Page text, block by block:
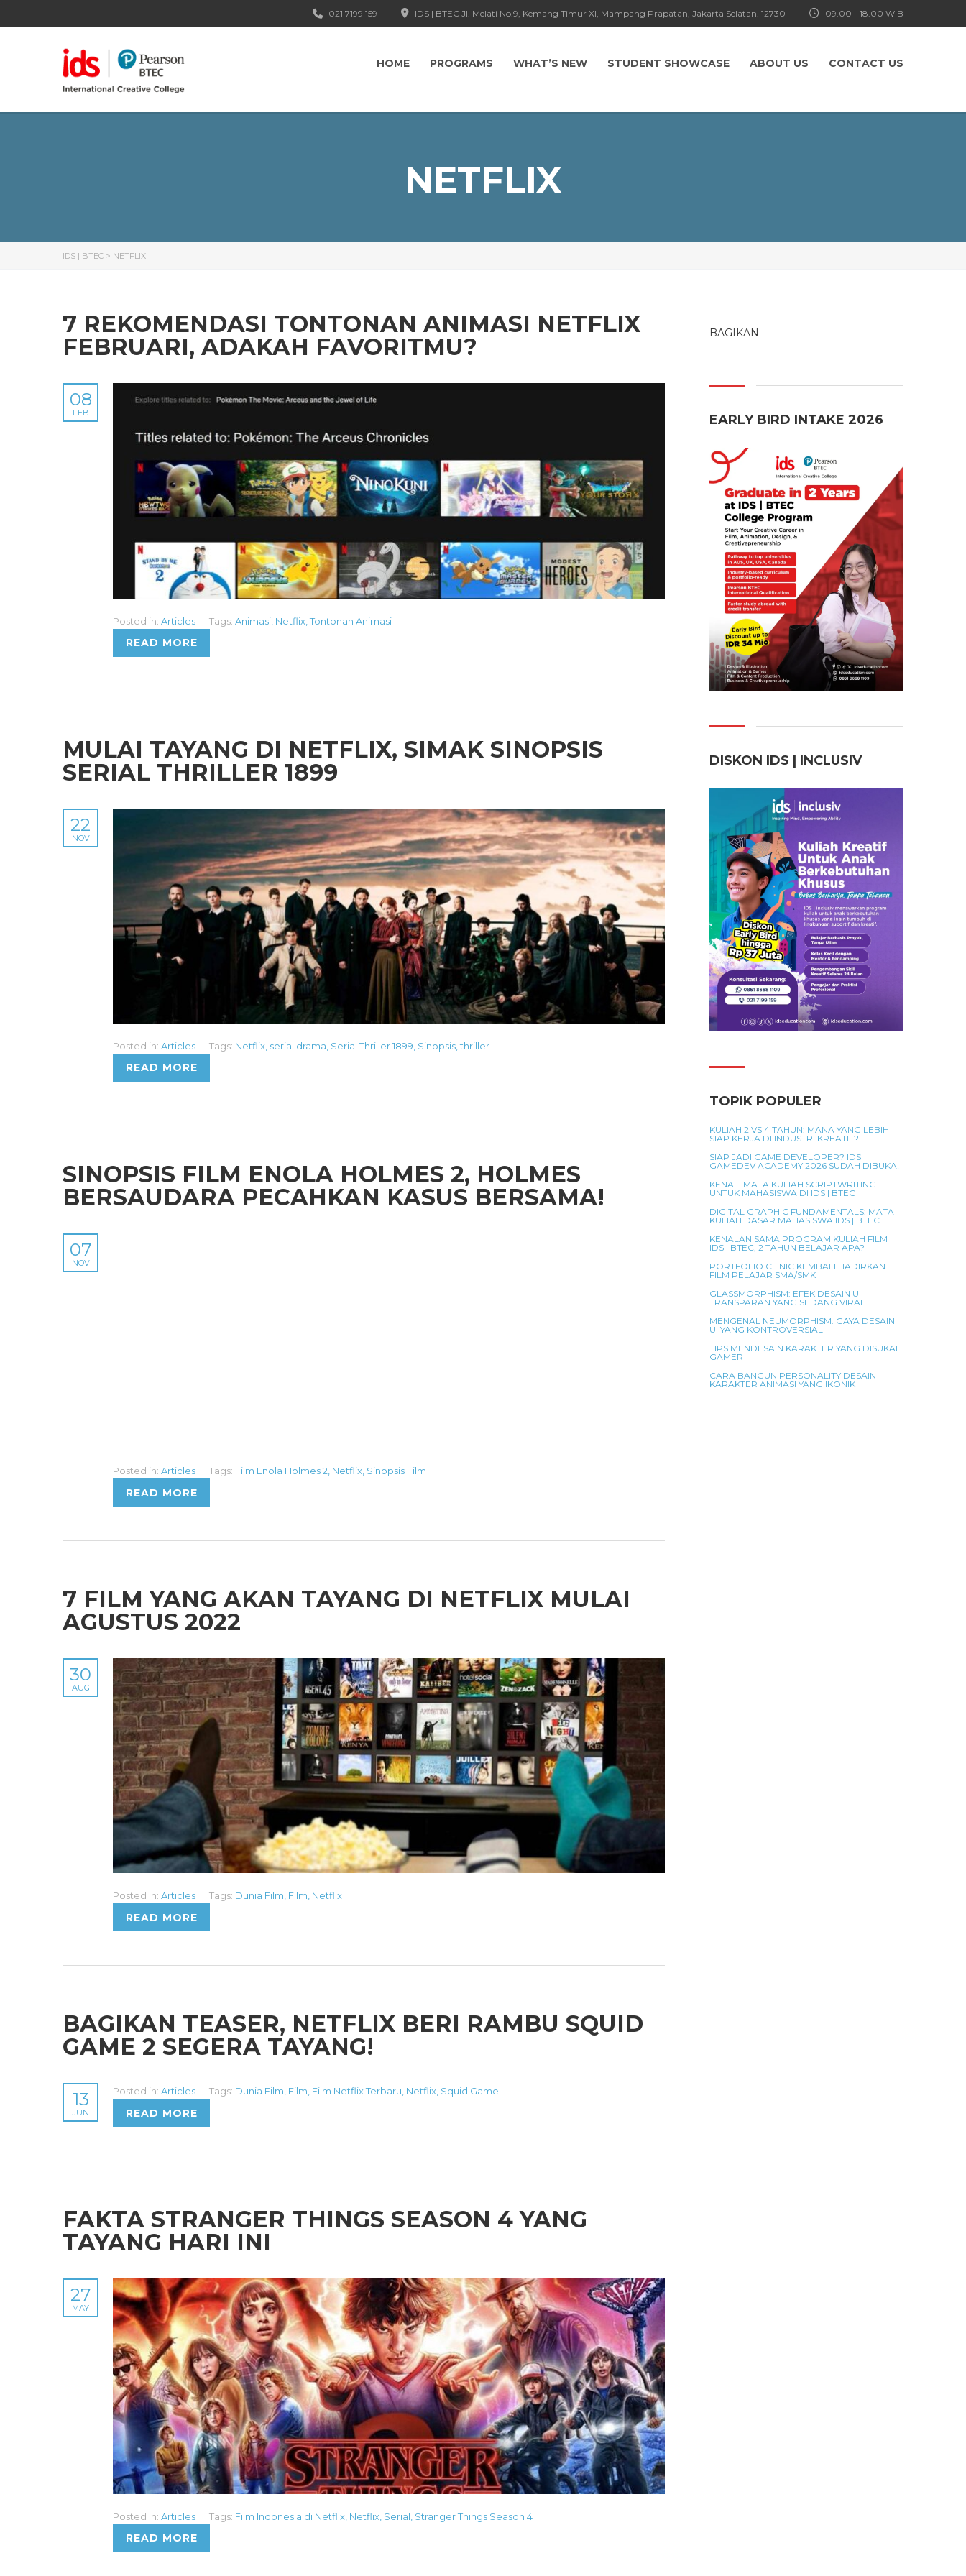
09.00 - 18.00 WIB
IDS | BTEC Jl. Melati No.9, Kemang Timur XI, Mampang Prapatan, Jakarta Selatan. 12730
021 7199 159
HOME PROGRAMS WHAT’S NEW STUDENT SHOWCASE ABOUT US CONTACT US
NETFLIX
IDS | BTEC > NETFLIX
7 REKOMENDASI TONTONAN ANIMASI NETFLIX
FEBRUARI, ADAKAH FAVORITMU?
08
FEB
Posted in: Articles Tags: Animasi Netflix Tontonan Animasi
READ MORE
MULAI TAYANG DI NETFLIX, SIMAK SINOPSIS
SERIAL THRILLER 1899
22
NOV
Posted in: Articles Tags: Netflix serial drama Serial Thriller 1899 Sinopsis thriller
READ MORE
SINOPSIS FILM ENOLA HOLMES 2, HOLMES
BERSAUDARA PECAHKAN KASUS BERSAMA!
07
NOV
Posted in: Articles Tags: Film Enola Holmes 2 Netflix Sinopsis Film
READ MORE
7 FILM YANG AKAN TAYANG DI NETFLIX MULAI
AGUSTUS 2022
30
AUG
Posted in: Articles Tags: Dunia Film, Film, Netflix
READ MORE
BAGIKAN TEASER, NETFLIX BERI RAMBU SQUID
GAME 2 SEGERA TAYANG!
13
JUN
Posted in: Articles Tags: Dunia Film, Film, Film Netflix Terbaru, Netflix, Squid Game
READ MORE
FAKTA STRANGER THINGS SEASON 4 YANG
TAYANG HARI INI
27
MAY
Posted in: Articles Tags: Film Indonesia di Netflix Netflix Serial Stranger Things Season 4
READ MORE
BAGIKAN
EARLY BIRD INTAKE 2026
DISKON IDS | INCLUSIV
TOPIK POPULER
KULIAH 2 VS 4 TAHUN: MANA YANG LEBIH
SIAP KERJA DI INDUSTRI KREATIF?
SIAP JADI GAME DEVELOPER? IDS
GAMEDEV ACADEMY 2026 SUDAH DIBUKA!
KENALI MATA KULIAH SCRIPTWRITING
UNTUK MAHASISWA DI IDS | BTEC
DIGITAL GRAPHIC FUNDAMENTALS: MATA
KULIAH DASAR MAHASISWA IDS | BTEC
KENALAN SAMA PROGRAM KULIAH FILM
IDS | BTEC, 2 TAHUN BELAJAR APA?
PORTFOLIO CLINIC KEMBALI HADIRKAN
FILM PELAJAR SMA/SMK
GLASSMORPHISM: EFEK DESAIN UI
TRANSPARAN YANG SEDANG VIRAL
MENGENAL NEUMORPHISM: GAYA DESAIN
UI YANG KONTROVERSIAL
TIPS MENDESAIN KARAKTER YANG DISUKAI
GAMER
CARA BANGUN PERSONALITY DESAIN
KARAKTER ANIMASI YANG IKONIK